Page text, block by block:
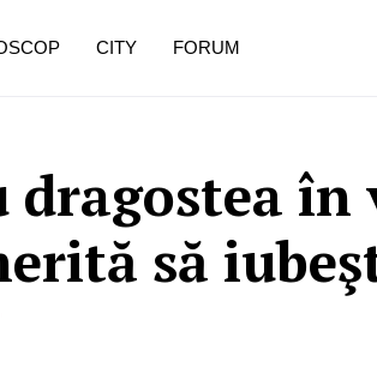
dragostea în
să
CITY FORUM
investigația